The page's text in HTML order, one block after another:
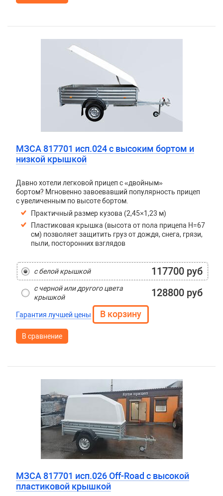
МЗСА 817701 исп.024 с высоким бортом и
низкой крышкой
Давно хотели легковой прицеп с «двойным»
бортом? Мгновенно завоевавший популярность прицеп
с увеличенным по высоте бортом.
Практичный размер кузова (2,45×1,23 м)
Пластиковая крышка (высота от пола прицепа H=67
см) позволяет защитить груз от дождя, снега, грязи,
пыли, посторонних взглядов
с белой крышкой 117700 руб
с черной или другого цвета
крышкой
128800 руб
Гарантия лучшей цены
В сравнение
МЗСА 817701 исп.026 Off-Road с высокой
пластиковой крышкой